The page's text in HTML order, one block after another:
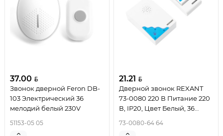
37.00
Звонок дверной Feron DB-
103 Электрический 36
мелодий белый 230V
51153-05 05
21.21
Дверной звонок REXANT
73-0080 220 В Питание 220
В, IP20, Цвет Белый, 36
73-0080-64 64